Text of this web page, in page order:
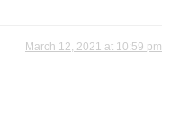
March 12, 2021 at 10:59 pm